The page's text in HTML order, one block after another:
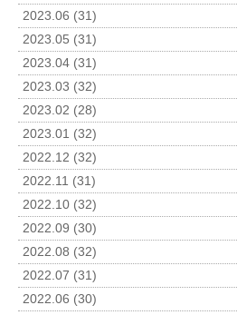
2023.06 (31)
2023.05 (31)
2023.04 (31)
2023.03 (32)
2023.02 (28)
2023.01 (32)
2022.12 (32)
2022.11 (31)
2022.10 (32)
2022.09 (30)
2022.08 (32)
2022.07 (31)
2022.06 (30)